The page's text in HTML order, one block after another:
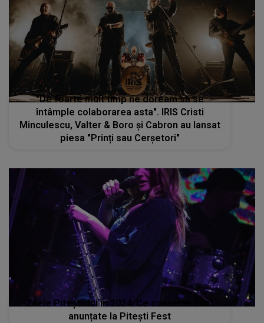
"De foarte mult timp ne doream să se
întâmple colaborarea asta". IRIS Cristi
Minculescu, Valter & Boro și Cabron au lansat
piesa "Prinți sau Cerșetori"
Zilele Piteștiului în 2024: Ce concerte sunt
anunțate la Pitești Fest